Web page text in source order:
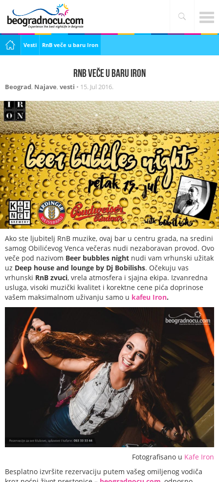
Vesti RnB veče u baru Iron
RnB veče u baru Iron
Beograd, Najave, vesti • 15. Jul 2016.
Ako ste ljubitelj RnB muzike, ovaj bar u centru grada, na sredini
samog Obilićevog Venca večeras nudi nezaboravan provod. Ovo
veče pod nazivom Beer bubbles night nudi vam vrhunski užitak
uz Deep house and lounge by Dj Bobilishs. Očekuju vas
vrhunski RnB zvuci, vrela atmosfera i sjajna ekipa. Izvanredna
usluga, visoki muzički kvalitet i korektne cene pića doprinose
vašem maksimalnom uživanju samo u kafeu Iron.
Fotografisano u Kafe Iron
Besplatno izvršite rezervaciju putem vašeg omiljenog vodiča